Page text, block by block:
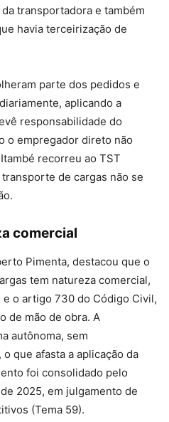
transportadora e também
havia terceirização de
parte dos pedidos e
aplicando a
responsabilidade do
o empregador direto não
recorreu ao TST
de cargas não se
comercial
Pimenta, destacou que o
tem natureza comercial,
o artigo 730 do Código Civil,
de mão de obra. A
autônoma, sem
que afasta a aplicação da
foi consolidado pelo
2025, em julgamento de
(Tema 59).